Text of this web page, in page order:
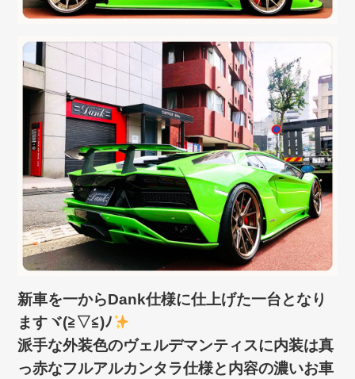
新車を一からDank仕様に仕上げた一台となり
ますヾ(≧▽≦)ﾉ
派手な外装色のヴェルデマンティスに内装は真
っ赤なフルアルカンタラ仕様と内容の濃いお車